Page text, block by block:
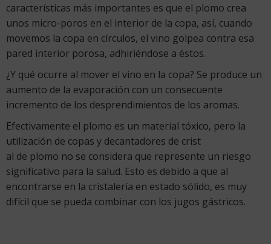
características más importantes es que el plomo crea
unos micro-poros en el interior de la copa, así, cuando
movemos la copa en círculos, el vino golpea contra esa
pared interior porosa, adhiriéndose a éstos.
¿Y qué ocurre al mover el vino en la copa? Se produce un
aumento de la evaporación con un consecuente
incremento de los desprendimientos de los aromas.
Efectivamente el plomo es un material tóxico, pero la
utilización de copas y decantadores de crist
al de plomo no se considera que represente un riesgo
significativo para la salud. Esto es debido a que al
encontrarse en la cristalería en estado sólido, es muy
difícil que se pueda combinar con los jugos gástricos.